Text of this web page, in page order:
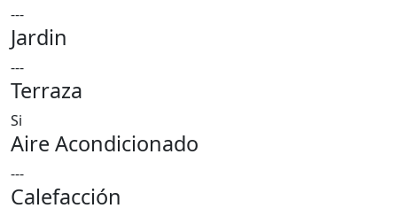
---
Jardin
---
Terraza
Si
Aire Acondicionado
---
Calefacción